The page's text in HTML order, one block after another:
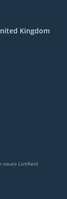
Kingdom
nouto Lichfield